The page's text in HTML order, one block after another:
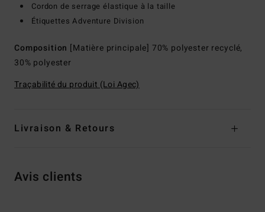
Cordon de serrage élastique à la taille
Étiquettes Adventure Division
Composition [Matière principale] 70% polyester recyclé,
30% polyester
Traçabilité du produit (Loi Agec)
Livraison & Retours
Avis clients